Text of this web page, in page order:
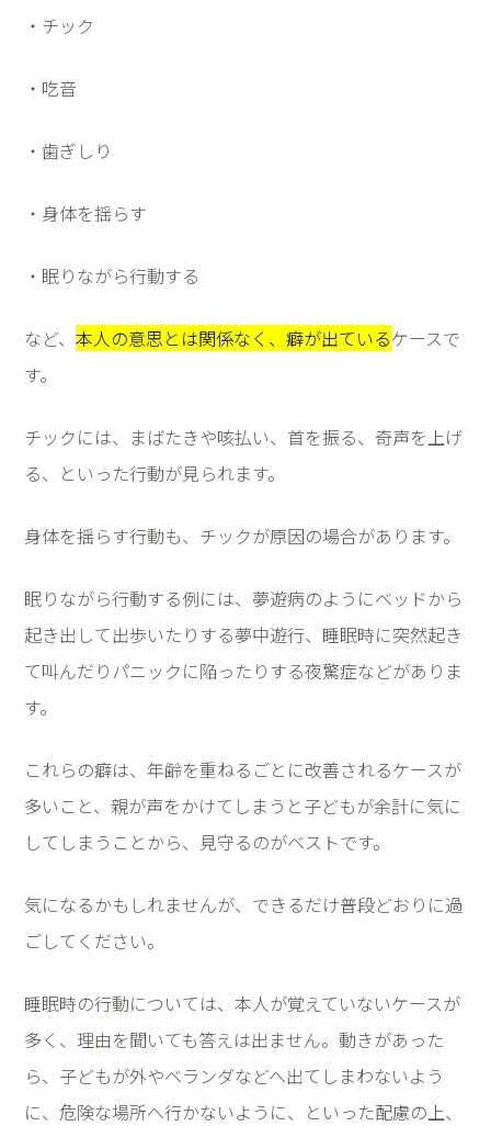
・チック
・吃音
・歯ぎしり
・身体を揺らす
・眠りながら行動する
など、 本人の意思とは関係なく、癖が出ているケースで
す。
チックには、まばたきや咳払い、首を振る、奇声を上げ
る、といった行動が見られます。
身体を揺らす行動も、チックが原因の場合があります。
眠りながら行動する例には、夢遊病のようにベッドから
起き出して出歩いたりする夢中遊行、睡眠時に突然起き
て叫んだりパニックに陥ったりする夜驚症などがありま
す。
これらの癖は、年齢を重ねるごとに改善されるケースが
多いこと、親が声をかけてしまうと子どもが余計に気に
してしまうことから、見守るのがベストです。
気になるかもしれませんが、できるだけ普段どおりに過
ごしてください。
睡眠時の行動については、本人が覚えていないケースが
多く、理由を聞いても答えは出ません。動きがあった
ら、子どもが外やベランダなどへ出てしまわないよう
に、危険な場所へ行かないように、といった配慮の上、